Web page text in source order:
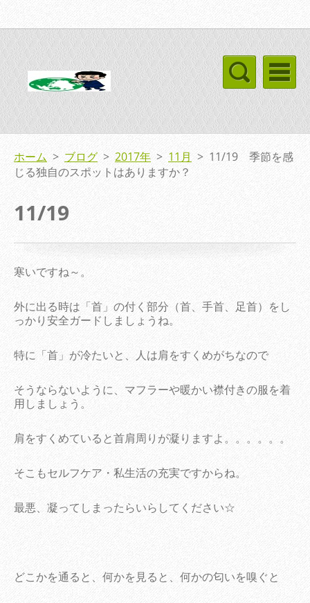
ホーム > ブログ > 2017年 > 11月 > 11/19 季節を感
じる独自のスポットはありますか？
11/19
寒いですね～。
外に出る時は「首」の付く部分（首、手首、足首）をし
っかり安全ガードしましょうね。
特に「首」が冷たいと、人は肩をすくめがちなので
そうならないように、マフラーや暖かい襟付きの服を着
用しましょう。
肩をすくめていると首肩周りが凝りますよ。。。。。。
そこもセルフケア・私生活の充実ですからね。
最悪、凝ってしまったらいらしてください☆
どこかを通ると、何かを見ると、何かの匂いを嗅ぐと